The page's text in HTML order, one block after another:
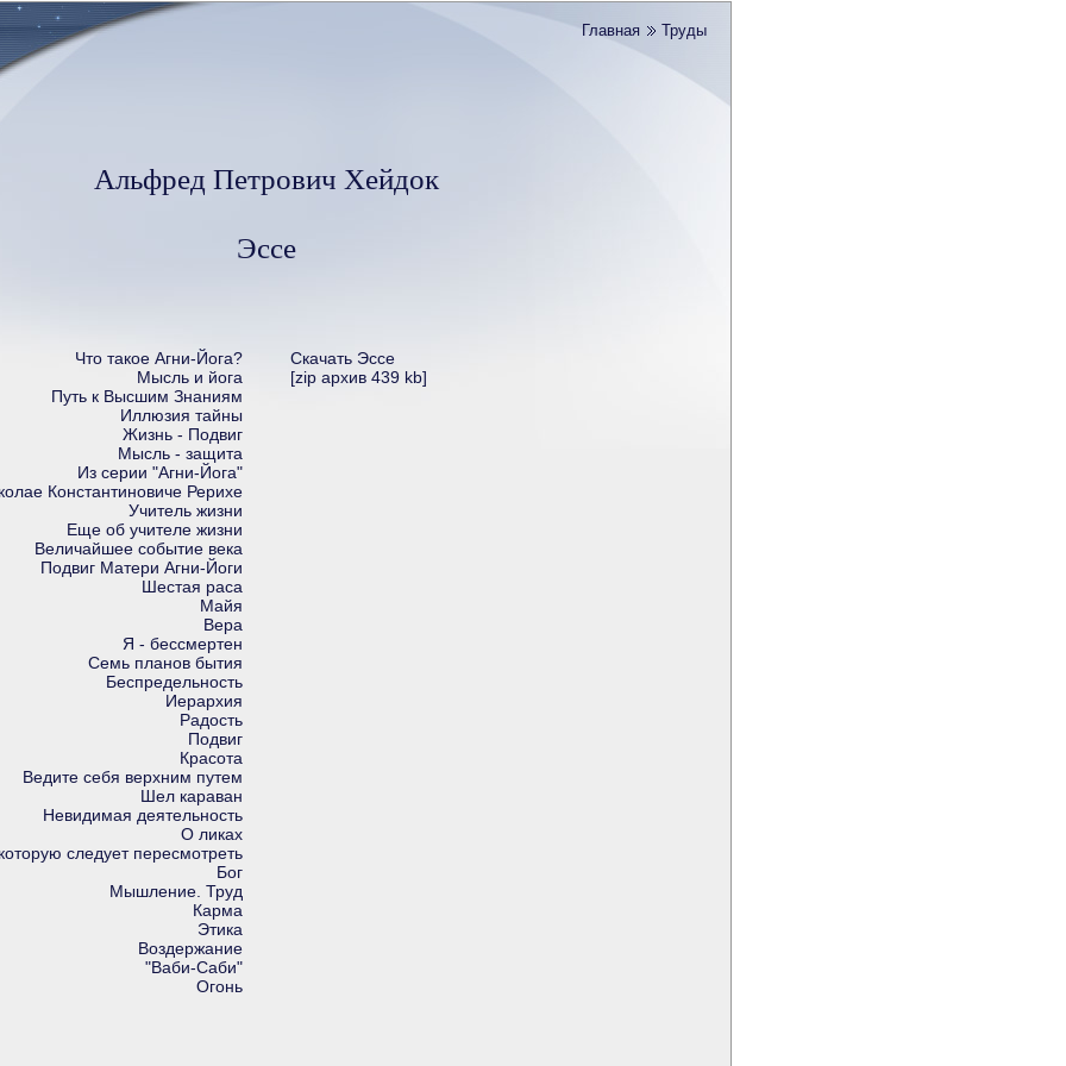
Главная Труды
Альфред Петрович Хейдок
Эссе
Что такое Агни-Йога?
Мысль и йога
Путь к Высшим Знаниям
Иллюзия тайны
Жизнь - Подвиг
Мысль - защита
Из серии "Агни-Йога"
Константиновиче Рерихе
Учитель жизни
Еще об учителе жизни
Величайшее событие века
Подвиг Матери Агни-Йоги
Шестая раса
Майя
Вера
Я - бессмертен
Семь планов бытия
Беспредельность
Иерархия
Радость
Подвиг
Красота
Ведите себя верхним путем
Шел караван
Невидимая деятельность
О ликах
следует пересмотреть
Бог
Мышление. Труд
Карма
Этика
Воздержание
"Ваби-Саби"
Огонь
Скачать Эссе
[zip архив 439 kb]